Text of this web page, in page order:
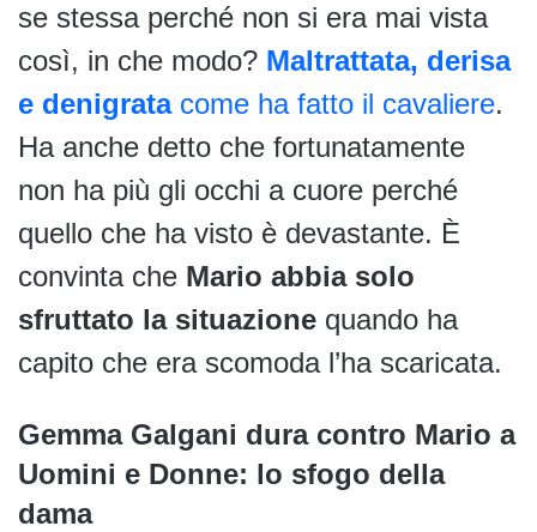
se stessa perché non si era mai vista
così, in che modo? Maltrattata, derisa
e denigratacome ha fatto il cavaliere.
Ha anche detto che fortunatamente
non ha più gli occhi a cuore perché
quello che ha visto è devastante. È
convinta che Mario abbia solo
sfruttato la situazione quando ha
capito che era scomoda l’ha scaricata.
Gemma Galgani dura contro Mario a
Uomini e Donne: lo sfogo della
dama